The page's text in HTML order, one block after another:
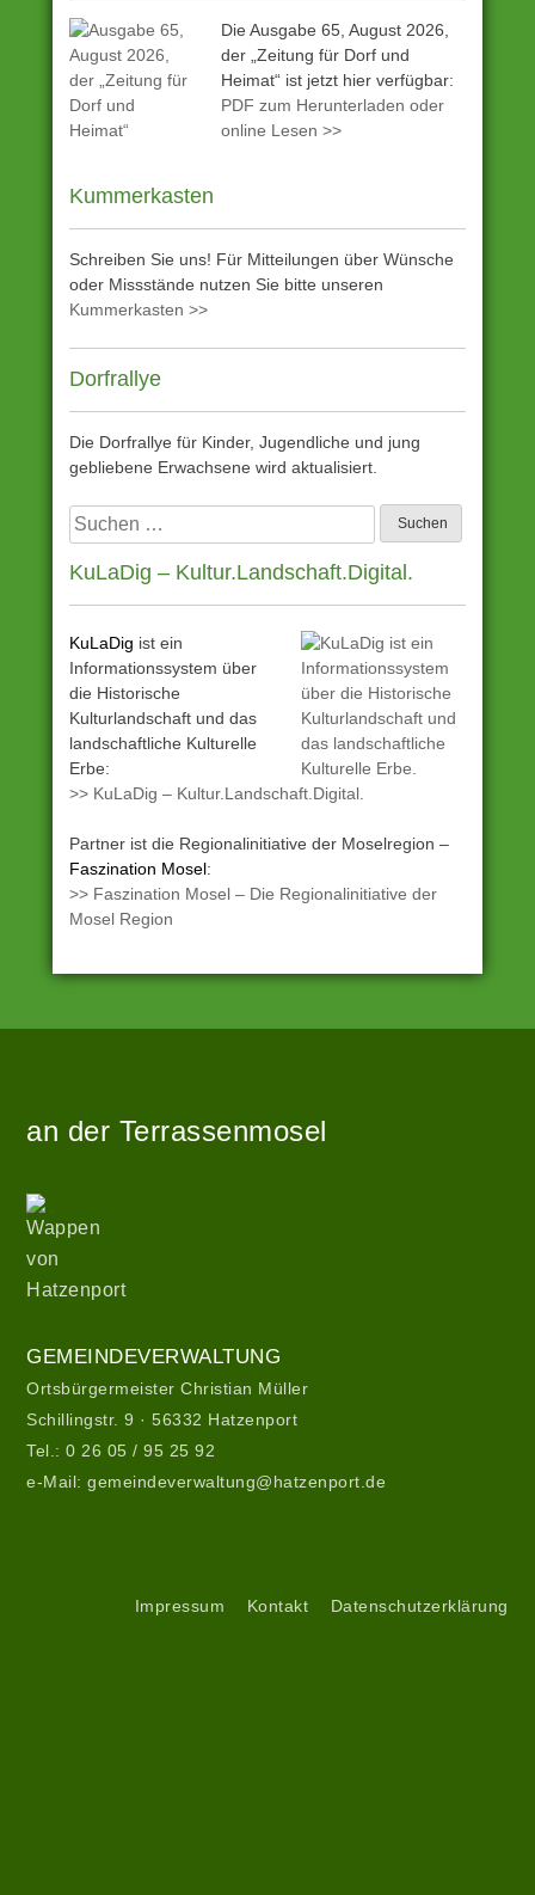
Die Ausgabe 65, August 2026,
der „Zeitung für Dorf und
Heimat“ ist jetzt hier verfügbar:
PDF zum Herunterladen oder
online Lesen >>
Kummerkasten
Schreiben Sie uns! Für Mitteilungen über Wünsche
oder Missstände nutzen Sie bitte unseren
Kummerkasten >>
Dorfrallye
Die Dorfrallye für Kinder, Jugendliche und jung
gebliebene Erwachsene wird aktualisiert.
Suchen
nach:
KuLaDig – Kultur.Landschaft.Digital.
KuLaDig ist ein
Informationssystem über
die Historische
Kulturlandschaft und das
landschaftliche Kulturelle
Erbe:
>> KuLaDig – Kultur.Landschaft.Digital.
Partner ist die Regionalinitiative der Moselregion –
Faszination Mosel:
>> Faszination Mosel – Die Regionalinitiative der
Mosel Region
|
von
Stefan
Barth
an der Terrassenmosel
Wappen
von
Gemeindeverwaltung
GEMEINDEVERWALTUNG
Ortsbürgermeister Christian Müller
Schillingstr. 9 · 56332 Hatzenport
Tel.:0 26 05 / 95 25 92
e-Mail:gemeindeverwaltung@hatzenport.de
Impressum Kontakt Datenschutzerklärung